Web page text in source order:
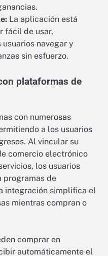
La aplicación está
fácil de usar,
navegar y
sin esfuerzo.
plataformas de
con numerosas
a los usuarios
Al vincular su
comercio electrónico
los usuarios
programas de
integración simplifica el
mientras compran o
comprar en
automáticamente el